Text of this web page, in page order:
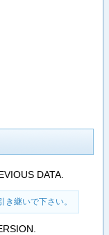
DATA.
継いで下さい。